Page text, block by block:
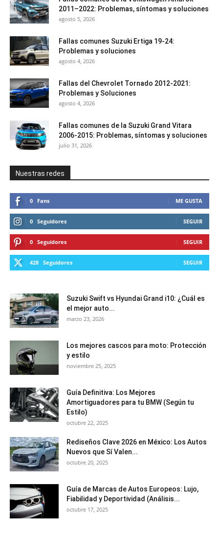
2011–2022: Problemas, síntomas y soluciones
agosto 5, 2026
Fallas comunes Suzuki Ertiga 19-24:
Problemas y soluciones
agosto 4, 2026
Fallas del Chevrolet Tornado 2012-2021:
Problemas y Soluciones
agosto 4, 2026
Fallas comunes de la Suzuki Grand Vitara
2006-2015: Problemas, síntomas y soluciones
julio 31, 2026
Nuestras redes
0 Fans ME GUSTA
0 Seguidores SEGUIR
0 Seguidores SEGUIR
428 Seguidores SEGUIR
Suzuki Swift vs Hyundai Grand i10: ¿Cuál es
el mejor auto...
marzo 23, 2026
Los mejores cascos para moto: Protección
y estilo
noviembre 25, 2025
Guía Definitiva: Los Mejores
Amortiguadores para tu BMW (Según tu
Estilo)
octubre 22, 2025
Rediseños Clave 2026 en México: Los Autos
Nuevos que Sí Valen...
octubre 20, 2025
Guía de Marcas de Autos Europeos: Lujo,
Fiabilidad y Deportividad (Análisis...
octubre 17, 2025